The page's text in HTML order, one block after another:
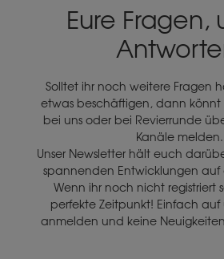
Eure Fragen,
Solltet ihr noch weitere Fragen
etwas beschäftigen, dann könnt
bei uns oder bei Revierrunde
Kanäle melden.
Unser Newsletter hält euch
spannenden Entwicklungen
Wenn ihr noch nicht registriert
perfekte Zeitpunkt! Einfach auf
anmelden und keine